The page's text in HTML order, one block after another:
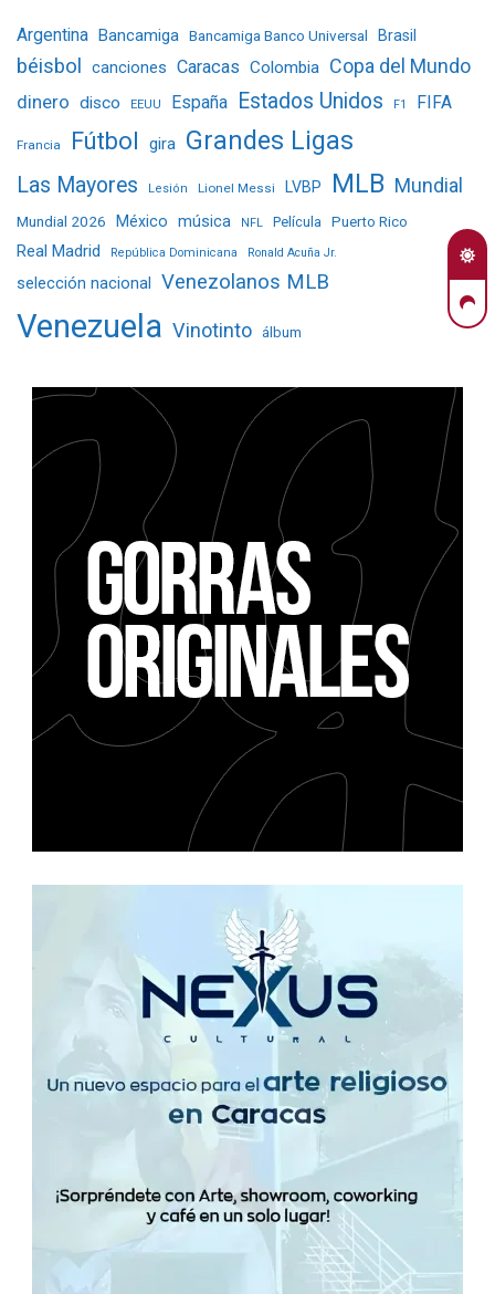
Argentina Bancamiga Bancamiga Banco Universal Brasil
béisbol canciones Caracas Colombia Copa del Mundo
dinero disco EEUU España Estados Unidos F1 FIFA
Francia Fútbol gira Grandes Ligas
Las Mayores Lesión Lionel Messi LVBP MLB Mundial
Mundial 2026 México música NFL Película Puerto Rico
Real Madrid República Dominicana Ronald Acuña Jr.
selección nacional Venezolanos MLB
Venezuela Vinotinto álbum